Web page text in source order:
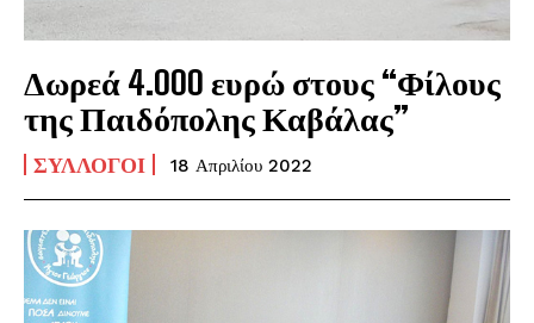
Δωρεά 4.000 ευρώ στους “Φίλους
της Παιδόπολης Καβάλας”
ΣΎΛΛΟΓΟΙ 18 Απριλίου 2022